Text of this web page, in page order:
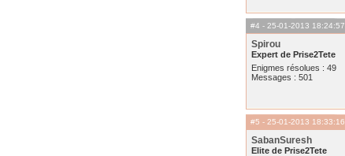
#4 - 25-01-2013 18:24:57
Spirou
Expert de Prise2Tete
Enigmes résolues : 49
Messages : 501
#5 - 25-01-2013 18:33:16
SabanSuresh
Elite de Prise2Tete